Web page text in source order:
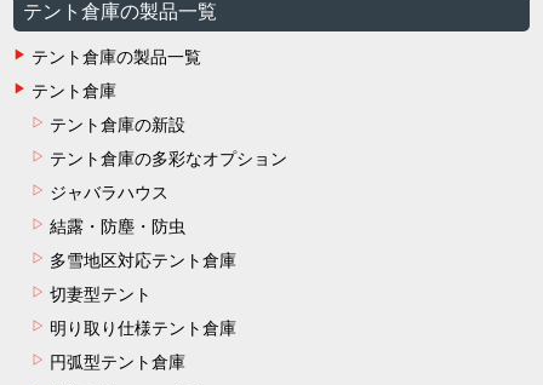
テント倉庫の製品一覧
テント倉庫の製品一覧
テント倉庫
テント倉庫の新設
テント倉庫の多彩なオプション
ジャバラハウス
結露・防塵・防虫
多雪地区対応テント倉庫
切妻型テント
明り取り仕様テント倉庫
円弧型テント倉庫